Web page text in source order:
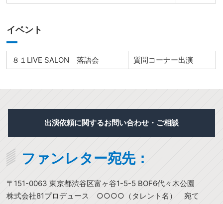
イベント
８１LIVE SALON 落語会 質問コーナー出演
出演依頼に関するお問い合わせ・ご相談
ファンレター宛先：
〒151-0063 東京都渋谷区富ヶ谷1-5-5 BOF6代々木公園
株式会社81プロデュース ○○○○（タレント名） 宛て